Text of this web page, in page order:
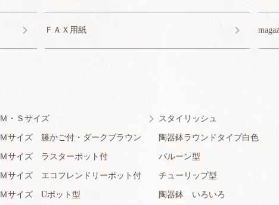
ＦＡＸ用紙
Ｍ・Ｓサイズ
Ｍサイズ 籐かご付・ダークブラウン
Ｍサイズ ラスターポット付
Ｍサイズ エコフレンドリーポット付
Ｍサイズ Uポット型
スタイリッシュ
陶器鉢ラウンドタイプ白色
バルーン型
チューリップ型
陶器鉢 いろいろ